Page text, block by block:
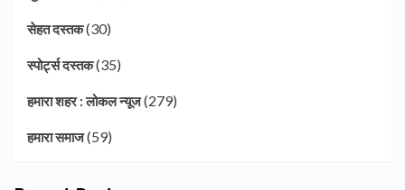
सेहत दस्तक(30)
स्पोर्ट्स दस्तक(35)
हमारा शहर : लोकल न्यूज(279)
हमारा समाज(59)